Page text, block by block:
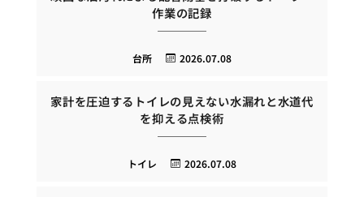
作業の記録
2026.07.08
台所
家計を圧迫するトイレの見えない水漏れと水道代
を抑える点検術
2026.07.08
トイレ